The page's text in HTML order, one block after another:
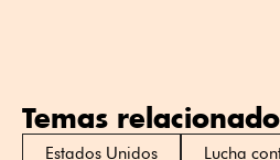
Temas
Estados Unidos Lucha